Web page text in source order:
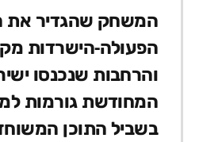
המשחק שהגדיר את
הפעולה-הישרדות
והרחבות שנכנסו
המחודשת גורמות
בשביל התוכן